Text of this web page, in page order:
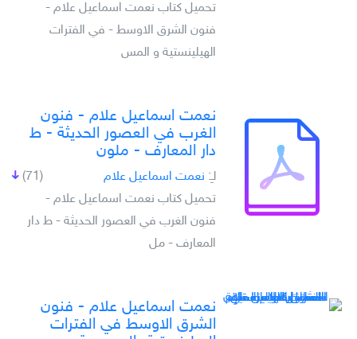
تحميل كتاب نعمت اسماعيل علام -
فنون الشرق الاوسط - في الفترات
الهيلينستية و المس
نعمت اسماعيل علام - فنون
الغرب في العصور الحديثة - ط
دار المعارف - ملون
(71) لـِ: نعمت اسماعيل علام
تحميل كتاب نعمت اسماعيل علام -
فنون الغرب في العصور الحديثة - ط دار
المعارف - مل
نعمت اسماعيل علام - فنون
الشرق الاوسط في الفترات